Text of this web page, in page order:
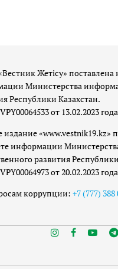
Жетісу» поставлена
Министерства
Республики Казахстан.
от 13.02.2023
издание «www.vestnik19.kz»
информации
развития
от 20.02.2023
коррупции: +7 (777) 388